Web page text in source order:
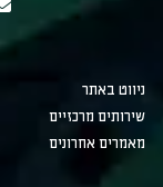
ניווט באתר
שירותים מרכזיים
מאמרים אחרונים